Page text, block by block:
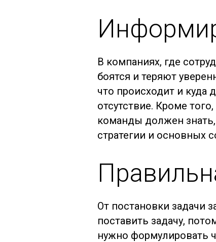
В компаниях, где
боятся и теряют
что происходит и
отсутствие. Кроме
команды должен
стратегии и основных
От постановки задачи
поставить задачу,
нужно формулировать